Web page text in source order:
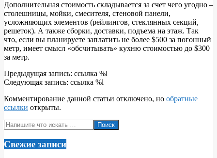
Дополнительная стоимость складывается за счет чего угодно –
столешницы, мойки, смесителя, стеновой панели,
усложняющих элементов (рейлингов, стеклянных секций,
решеток). А также сборки, доставки, подъема на этаж. Так
что, если вы планируете заплатить не более $500 за погонный
метр, имеет смысл «обсчитывать» кухню стоимостью до $300
за метр.
2010-
08-
Предыдущая запись: ссылка %l
Следующая запись: ссылка %l
Комментирование данной статьи отключено, но обратные
ссылки открыты.
Поиск
Свежие записи